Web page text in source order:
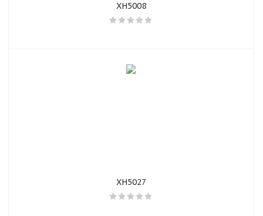
XH5008
XH5027